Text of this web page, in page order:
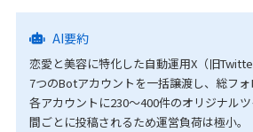
AI要約
恋愛と美容に特化した自動運用X（旧
7つのBotアカウントを一括譲渡し、総フォ
各アカウントに230〜400件のオリジナル
間ごとに投稿されるため運営負荷は極小。